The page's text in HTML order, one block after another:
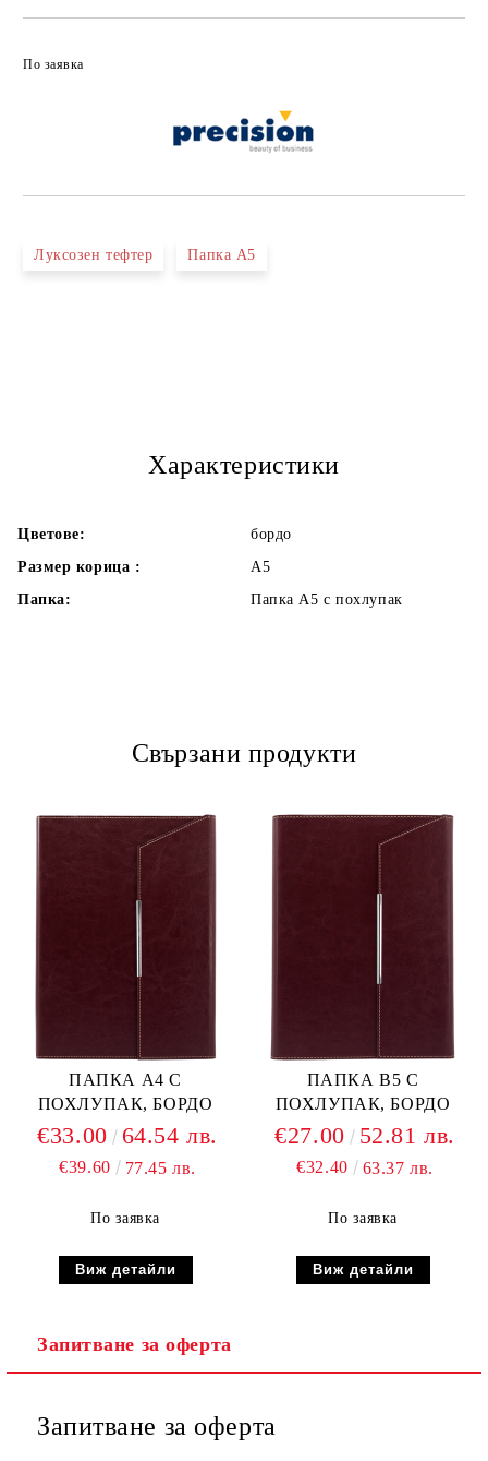
По заявка
Луксозен тефтер Папка А5
Характеристики
Цветове:
бордо
Размер корица :
А5
Папка:
Папка А5 с похлупак
Свързани продукти
ПАПКА А4 С
ПОХЛУПАК, БОРДО
€33.00 64.54 лв.
€39.60 77.45 лв.
По заявка
Виж детайли
ПАПКА В5 С
ПОХЛУПАК, БОРДО
€27.00 52.81 лв.
€32.40 63.37 лв.
По заявка
Виж детайли
Запитване за оферта
Запитване за оферта